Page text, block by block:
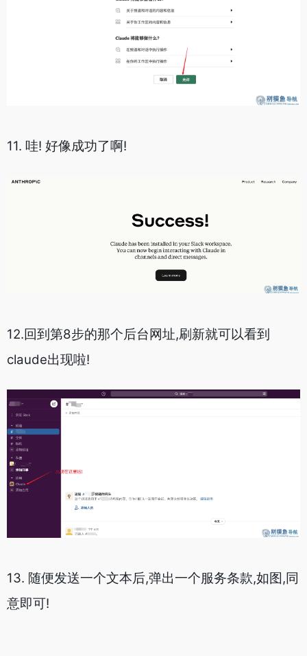
11. 哇! 好像成功了啊!
12.回到第8步的那个后台网址,刷新就可以看到
claude出现啦!
13. 随便发送一个文本后,弹出一个服务条款,如图,同
意即可!